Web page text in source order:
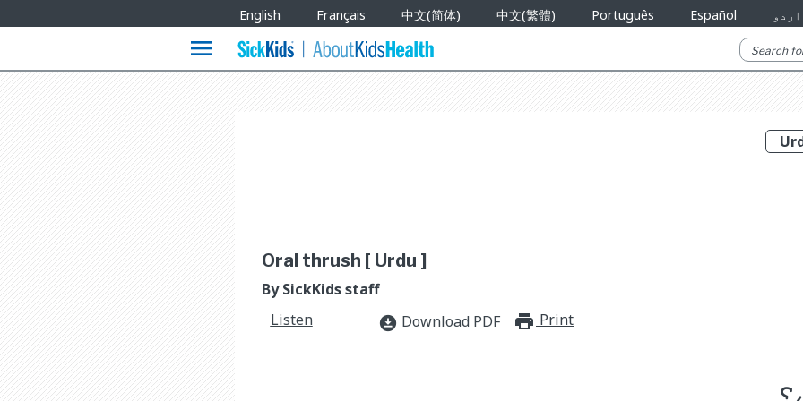
Languages
English Français 中文(简体) 中文(繁體) Português Español اردو
menu
Oral thrush [ Urdu ]
By SickKids staff
Listen
download_for_offline Download PDF print_for_offline
Print